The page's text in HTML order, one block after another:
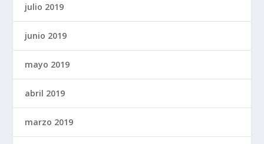
julio 2019
junio 2019
mayo 2019
abril 2019
marzo 2019